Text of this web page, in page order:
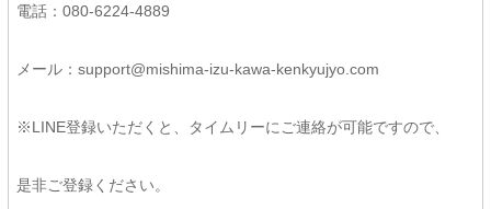
電話：080-6224-4889
メール：support@mishima-izu-kawa-kenkyujyo.com
※LINE登録いただくと、タイムリーにご連絡が可能ですので、
是非ご登録ください。